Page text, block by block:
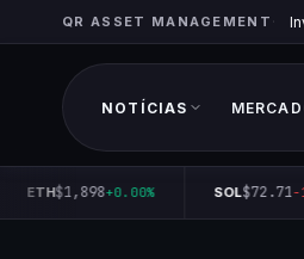
QR ASSET MANAGEMENT
NOTÍCIAS
ETH$1,898+0.00% SOL$72.71-